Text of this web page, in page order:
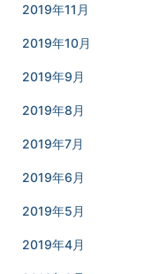
2019年11月
2019年10月
2019年9月
2019年8月
2019年7月
2019年6月
2019年5月
2019年4月